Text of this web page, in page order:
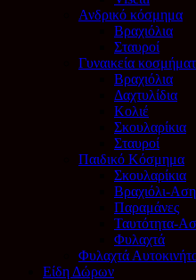
Ανδρικό κόσμημα
Βραχιόλια
Σταυροί
Γυναικεία
Βραχιόλια
Δαχτυλίδια
Κολιέ
Σκουλαρίκια
Σταυροί
Παιδικό Κόσμημα
Σκουλαρίκια
Βραχιόλι-
Παραμάνες
Ταυτότητα-
Φυλαχτά
Φυλαχτά
Είδη Δώρων